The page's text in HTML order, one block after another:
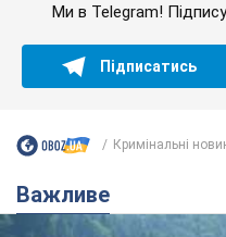
Ми в Telegram!
Підписатись
Кримінальні
Важливе